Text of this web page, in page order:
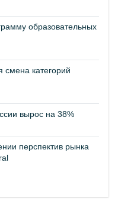
образовательных
категорий
вырос на 38%
перспектив рынка